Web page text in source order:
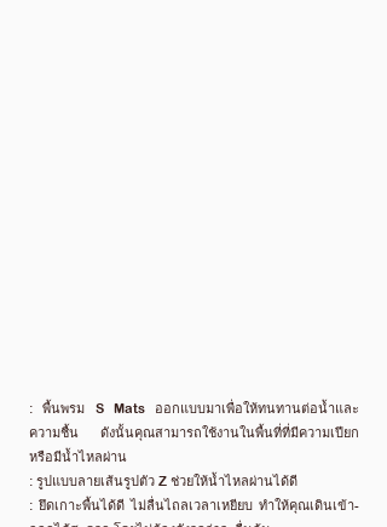
: พื้นพรม S Mats ออกแบบมาเพื่อให้ทนทานต่อน้ำและ
ความชื้น ดังนั้นคุณสามารถใช้งานในพื้นที่ที่มีความเปียก
หรือมีน้ำไหลผ่าน
: รูปแบบลายเส้นรูปตัว Z ช่วยให้น้ำไหลผ่านได้ดี
: ยึดเกาะพื้นได้ดี ไม่ลื่นไถลเวลาเหยียบ ทำให้คุณเดินเข้า-